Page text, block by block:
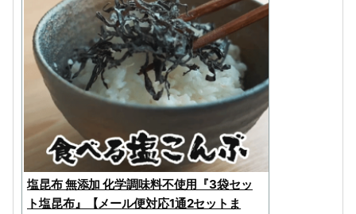
塩昆布 無添加 化学調味料不使用『3袋セッ
ト塩昆布』【メール便対応1通2セットま